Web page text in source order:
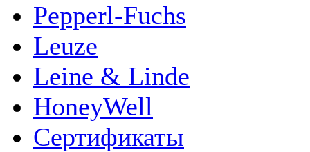
Pepperl-Fuchs
Leuze
Leine & Linde
HoneyWell
Сертификаты